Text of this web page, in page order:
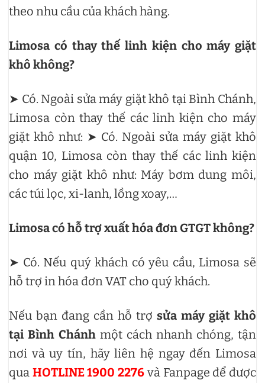
theo nhu cầu của khách hàng.
Limosa có thay thế linh kiện cho máy giặt
khô không?
➤ Có. Ngoài sửa máy giặt khô tại Bình Chánh,
Limosa còn thay thế các linh kiện cho máy
giặt khô như: ➤ Có. Ngoài sửa máy giặt khô
quận 10, Limosa còn thay thế các linh kiện
cho máy giặt khô như: Máy bơm dung môi,
các túi lọc, xi-lanh, lồng xoay,…
Limosa có hỗ trợ xuất hóa đơn GTGT không?
➤ Có. Nếu quý khách có yêu cầu, Limosa sẽ
hỗ trợ in hóa đơn VAT cho quý khách.
Nếu bạn đang cần hỗ trợ sửa máy giặt khô
tại Bình Chánh một cách nhanh chóng, tận
nơi và uy tín, hãy liên hệ ngay đến Limosa
qua HOTLINE 1900 2276 và Fanpage để được